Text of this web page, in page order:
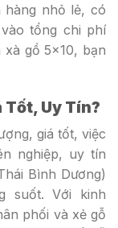
hàng nhỏ lẻ, có
tổng chi phí
gồ 5×10, bạn
Tốt, Uy Tín?
giá tốt, việc
nghiệp, uy tín
Bình Dương)
suốt. Với kinh
phối và xẻ gỗ